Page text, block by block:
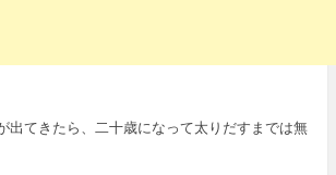
出てきたら、二十歳になって太りだすまでは無